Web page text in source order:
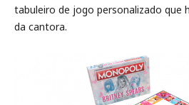
tabuleiro de jogo personalizado que
da cantora.